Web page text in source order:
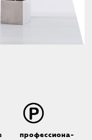
профессиона-